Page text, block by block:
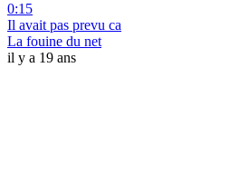
0:15
Il avait pas prevu ca
La fouine du net
il y a 19 ans